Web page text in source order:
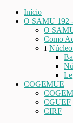
Início
O SAMU 192
O
Como
1 Núcleo
COGEMUE
CGUEF
CIRF